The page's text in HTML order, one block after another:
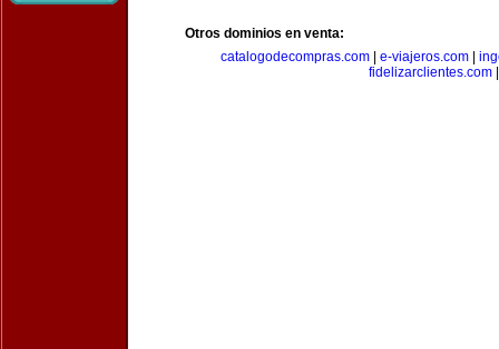
Otros dominios en venta:
catalogodecompras.com| e-viajeros.com|
fidelizarclientes.com|